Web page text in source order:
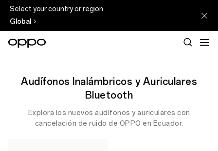
Select your country or region
Global
Audífonos Inalámbricos y Auriculares
Bluetooth
Explora los nuevos audífonos y auriculares con
cancelación de ruido de OPPO en Ecuador.